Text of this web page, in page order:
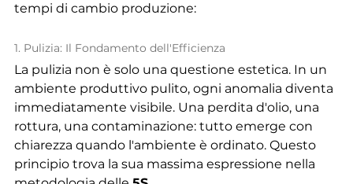
tempi di cambio produzione:
1. Pulizia: Il Fondamento dell'Efficienza
La pulizia non è solo una questione estetica. In un
ambiente produttivo pulito, ogni anomalia diventa
immediatamente visibile. Una perdita d'olio, una
rottura, una contaminazione: tutto emerge con
chiarezza quando l'ambiente è ordinato. Questo
principio trova la sua massima espressione nella